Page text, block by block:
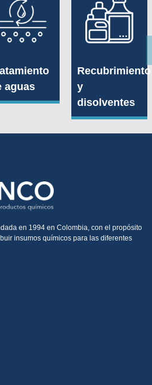
aguas
Recubrimiento
y
disolventes
en 1994 en Colombia, con el propósito
insumos químicos para las diferentes